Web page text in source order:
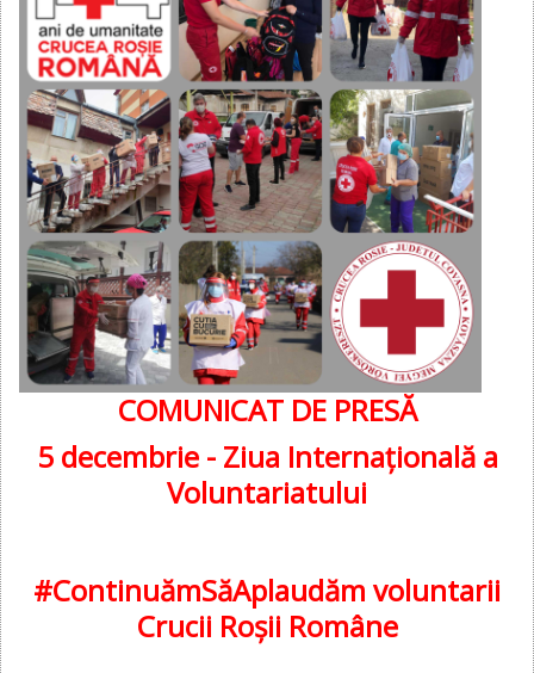
COMUNICAT DE PRESĂ
5 decembrie - Ziua Internațională a
Voluntariatului
#ContinuămSăAplaudăm voluntarii
Crucii Roșii Române